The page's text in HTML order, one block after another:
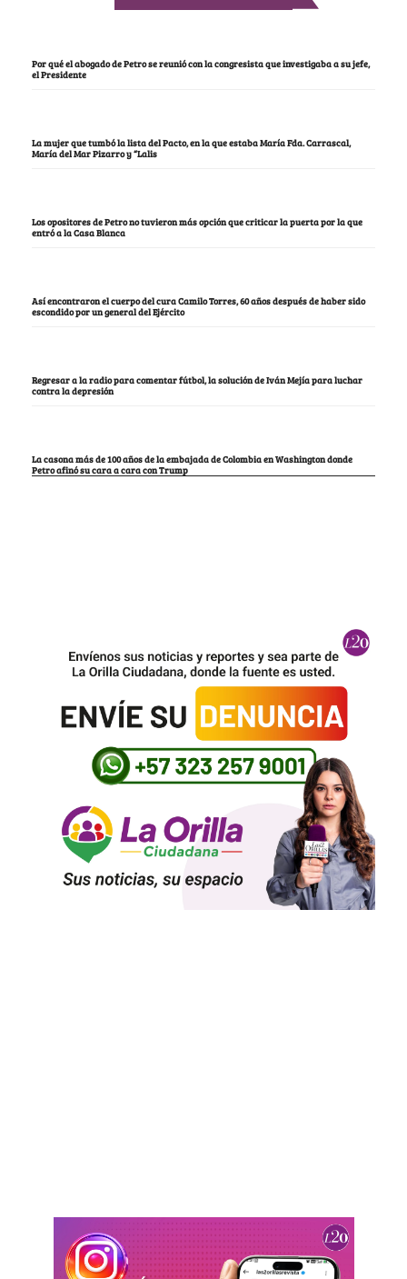
Por qué el abogado de Petro se reunió con la congresista que investigaba a su jefe,
el Presidente
La mujer que tumbó la lista del Pacto, en la que estaba María Fda. Carrascal,
María del Mar Pizarro y “Lalis
Los opositores de Petro no tuvieron más opción que criticar la puerta por la que
entró a la Casa Blanca
Así encontraron el cuerpo del cura Camilo Torres, 60 años después de haber sido
escondido por un general del Ejército
Regresar a la radio para comentar fútbol, la solución de Iván Mejía para luchar
contra la depresión
La casona más de 100 años de la embajada de Colombia en Washington donde
Petro afinó su cara a cara con Trump